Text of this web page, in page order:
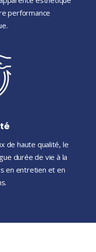
performance
de haute qualité, le
durée de vie à la
en entretien et en